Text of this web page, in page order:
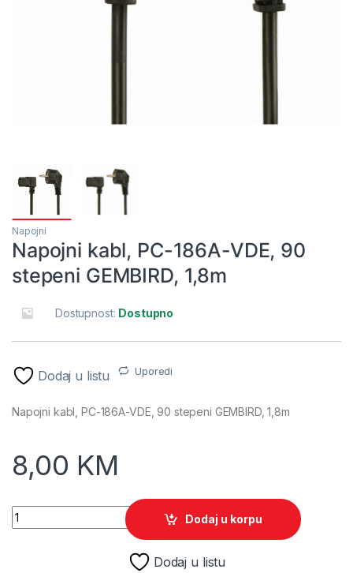
Napojni
Napojni kabl, PC-186A-VDE, 90
stepeni GEMBIRD, 1,8m
Dostupnost: Dostupno
Dodaj u listu Uporedi
Napojni kabl, PC-186A-VDE, 90 stepeni GEMBIRD, 1,8m
8,00 KM
Napojni kabl, PC-186A-VDE, 90 stepeni GEMBIRD, 1,8m
Dodaj u korpu
Dodaj u listu